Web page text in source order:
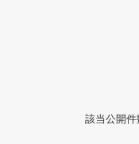
該当公開件